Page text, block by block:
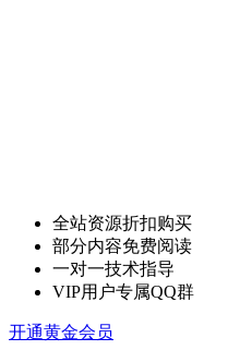
全站资源折扣购买
部分内容免费阅读
一对一技术指导
VIP用户专属QQ群
开通黄金会员